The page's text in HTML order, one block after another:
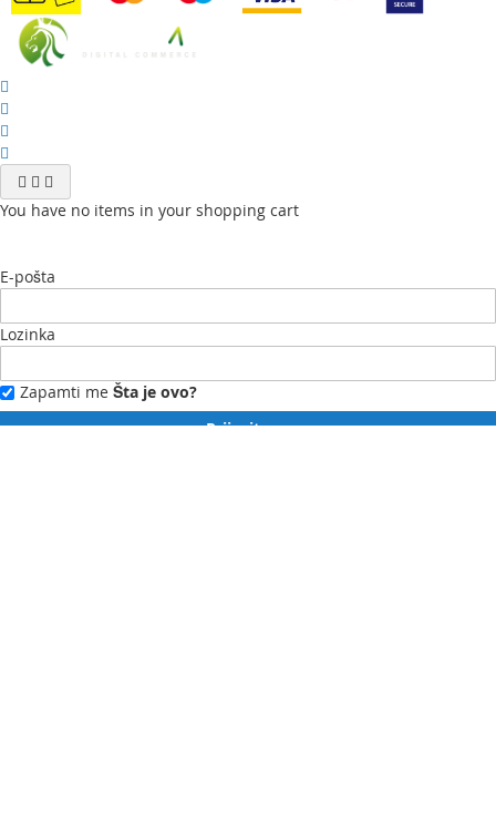
You have no items in your shopping cart
E-pošta
Lozinka
Zapamti me Šta je ovo?
Prijavite se